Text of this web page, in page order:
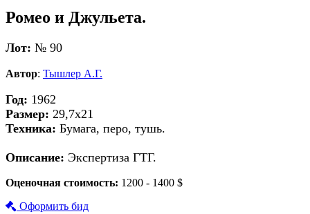
Ромео и Джульета.
Лот: № 90
Автор: Тышлер А.Г.
Год: 1962
Размер: 29,7х21
Техника: Бумага, перо, тушь.
Описание: Экспертиза ГТГ.
Оценочная стоимость: 1200 - 1400 $
Оформить бид